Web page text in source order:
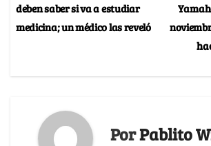
deben saber si va a estudiar
medicina; un médico las reveló
PorPablito